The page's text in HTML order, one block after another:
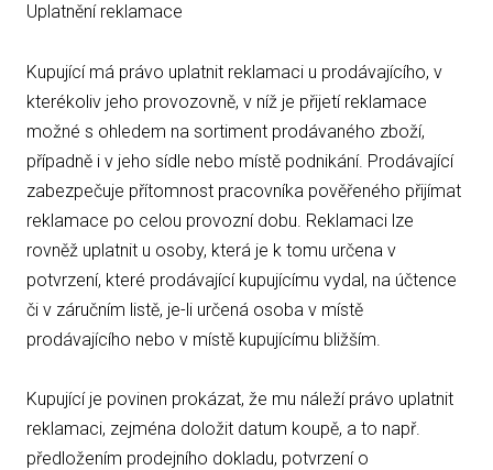
Uplatnění reklamace
Kupující má právo uplatnit reklamaci u prodávajícího, v
kterékoliv jeho provozovně, v níž je přijetí reklamace
možné s ohledem na sortiment prodávaného zboží,
případně i v jeho sídle nebo místě podnikání. Prodávající
zabezpečuje přítomnost pracovníka pověřeného přijímat
reklamace po celou provozní dobu. Reklamaci lze
rovněž uplatnit u osoby, která je k tomu určena v
potvrzení, které prodávající kupujícímu vydal, na účtence
či v záručním listě, je-li určená osoba v místě
prodávajícího nebo v místě kupujícímu bližším.
Kupující je povinen prokázat, že mu náleží právo uplatnit
reklamaci, zejména doložit datum koupě, a to např.
předložením prodejního dokladu, potvrzení o